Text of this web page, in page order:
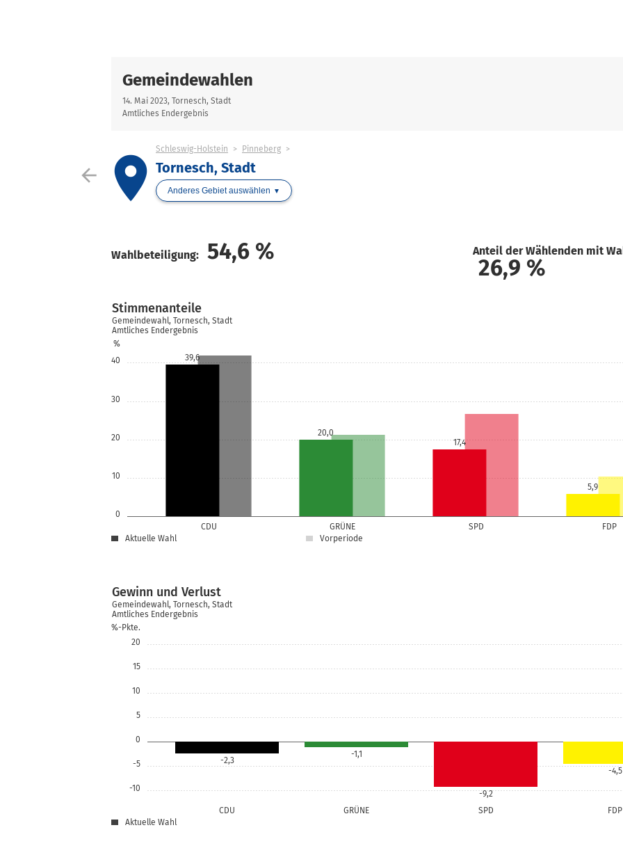
Gemeindewahlen
14. Mai 2023, Tornesch, Stadt
Amtliches Endergebnis
arrow_back place
Schleswig-Holstein Pinneberg
Tornesch, Stadt
Anderes Gebiet auswählen
Wahlbeteiligung: 54,6 % Anteil der Wählenden mit
26,9 %
0
10
20
30
40
%
CDU GRÜNE SPD FDP
39,6
20,0
17,4
5,9
Stimmenanteile
Gemeindewahl, Tornesch, Stadt
Amtliches Endergebnis
Aktuelle Wahl Vorperiode
-10
-5
0
5
10
15
20
%-Pkte.
CDU GRÜNE SPD FDP
-2,3
-1,1
-9,2
-4,5
Gewinn und Verlust
Gemeindewahl, Tornesch, Stadt
Amtliches Endergebnis
Aktuelle Wahl